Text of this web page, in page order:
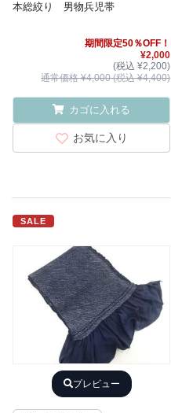
本総絞り 男物兵児帯
期間限定50％OFF！
¥2,000
(税込 ¥2,200)
通常価格 ¥4,000 (税込 ¥4,400)
カゴに入れる
お気に入り
SALE
プレビュー